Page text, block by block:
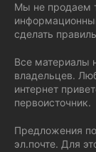
Мы не продаем
сделать
Все материалы
владельцев.
интернет
первоисточник.
Предложения
эл.почте. Для